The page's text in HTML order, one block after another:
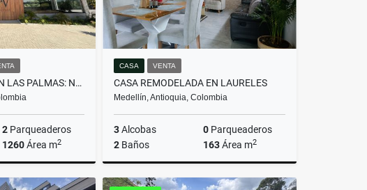
EXCLUSIVO LOTE EN LAS PALMAS: NATURALEZA Y PASIÓN EQUINA
2 Parqueaderos
1260Área m2
Venta
CASA VENTA
CASA REMODELADA EN LAURELES
Medellín, Antioquia, Colombia
3Alcobas 0 Parqueaderos
2 Baños 163Área m2
Venta